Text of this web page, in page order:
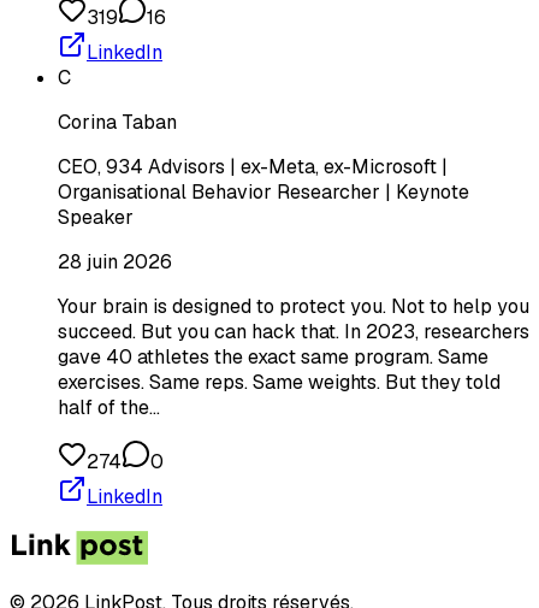
319
16
LinkedIn
C
Corina Taban
CEO, 934 Advisors | ex-Meta, ex-Microsoft |
Organisational Behavior Researcher | Keynote
Speaker
28 juin 2026
Your brain is designed to protect you. Not to help you
succeed. But you can hack that. In 2023, researchers
gave 40 athletes the exact same program. Same
exercises. Same reps. Same weights. But they told
half of the…
274
0
LinkedIn
© 2026 LinkPost. Tous droits réservés.